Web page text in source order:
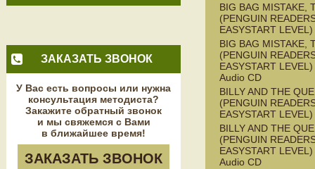
ЗАКАЗАТЬ ЗВОНОК
У Вас есть вопросы или нужна
консультация методиста?
Закажите обратный звонок
и мы свяжемся с Вами
в ближайшее время!
ЗАКАЗАТЬ ЗВОНОК
BIG BAG MISTAKE,
(PENGUIN
EASYSTART
BIG BAG MISTAKE,
(PENGUIN
EASYSTART
Audio CD
BILLY AND THE
(PENGUIN
EASYSTART
BILLY AND THE
(PENGUIN
EASYSTART
Audio CD